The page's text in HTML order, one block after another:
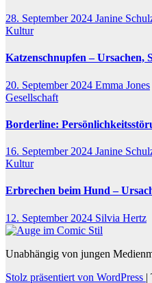
28. September 2024 Janine
Kultur
Katzenschnupfen – Ursachen,
20. September 2024 Emma Jones
Gesellschaft
Borderline:
16. September 2024 Janine
Kultur
Erbrechen beim Hund –
12. September 2024 Silvia Hertz
Unabhängig von jungen
Stolz präsentiert von WordPress |